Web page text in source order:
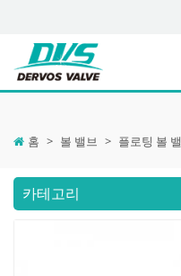
홈 > 볼 밸브 > 플로팅 볼
카테고리